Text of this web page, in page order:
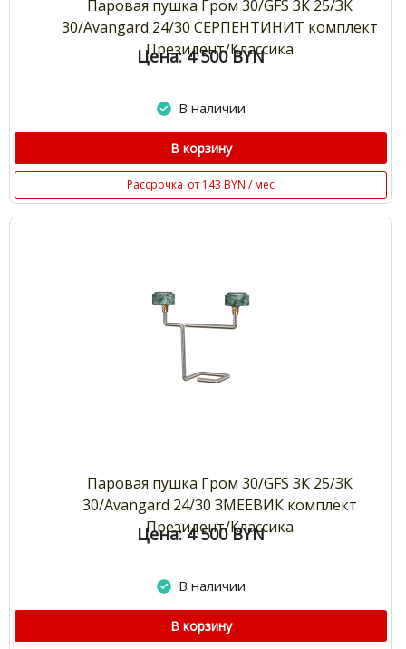
Паровая пушка Гром 30/GFS ЗК 25/ЗК
30/Avangard 24/30 СЕРПЕНТИНИТ комплект
Президент/Классика
Цена: 4 500 BYN
В наличии
В корзину
Рассрочка от 143 BYN / мес
Паровая пушка Гром 30/GFS ЗК 25/ЗК
30/Avangard 24/30 ЗМЕЕВИК комплект
Президент/Классика
Цена: 4 500 BYN
В наличии
В корзину